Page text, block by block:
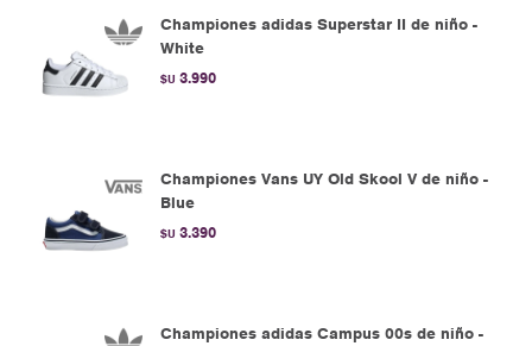
Championes adidas Superstar II de niño -
White
$U 3.990
Championes Vans UY Old Skool V de niño -
Blue
$U 3.390
Championes adidas Campus 00s de niño -